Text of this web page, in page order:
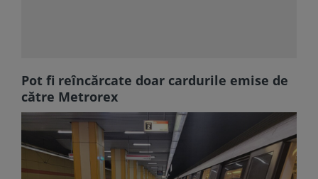
Pot fi reîncărcate doar cardurile emise de
către Metrorex